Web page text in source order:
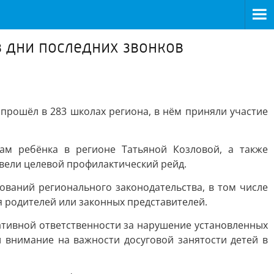
последних звонков
в 283 школах региона, в нём приняли участие
ребёнка в регионе Татьяной Козловой, а также
целевой профилактический рейд.
регионального законодательства, в том числе
или законных представителей.
ответственности за нарушение установленных
на важности досуговой занятости детей в